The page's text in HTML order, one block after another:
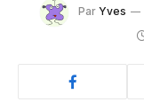
Par Yves